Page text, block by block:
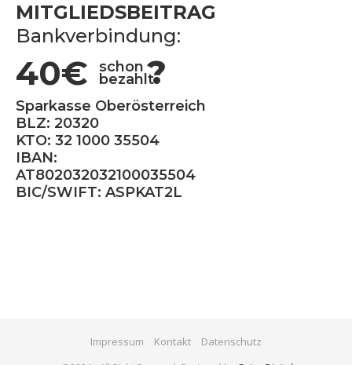
MITGLIEDSBEITRAG
Bankverbindung:
40€ schon
bezahlt?
Sparkasse Oberösterreich
BLZ: 20320
KTO: 32 1000 35504
IBAN:
AT802032032100035504
BIC/SWIFT: ASPKAT2L
Impressum Kontakt
Datenschutz